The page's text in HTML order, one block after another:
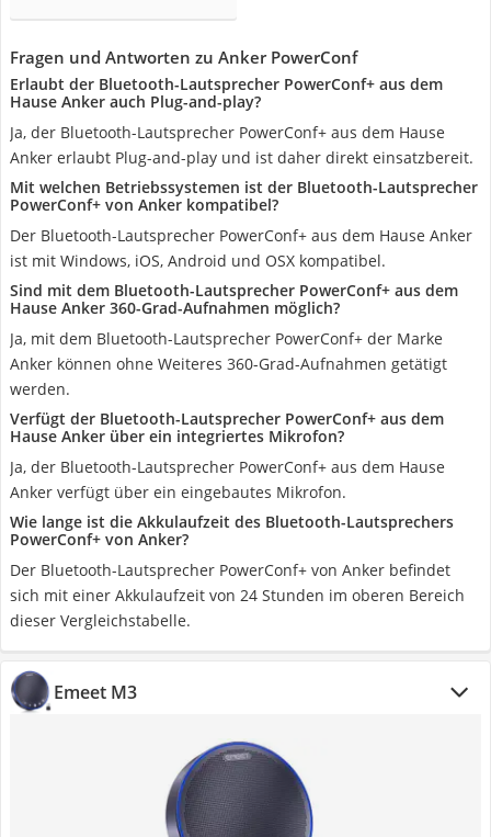
Fragen und Antworten zu Anker PowerConf
Erlaubt der Bluetooth-Lautsprecher PowerConf+ aus dem
Hause Anker auch Plug-and-play?
Ja, der Bluetooth-Lautsprecher PowerConf+ aus dem Hause
Anker erlaubt Plug-and-play und ist daher direkt einsatzbereit.
Mit welchen Betriebssystemen ist der Bluetooth-Lautsprecher
PowerConf+ von Anker kompatibel?
Der Bluetooth-Lautsprecher PowerConf+ aus dem Hause Anker
ist mit Windows, iOS, Android und OSX kompatibel.
Sind mit dem Bluetooth-Lautsprecher PowerConf+ aus dem
Hause Anker 360-Grad-Aufnahmen möglich?
Ja, mit dem Bluetooth-Lautsprecher PowerConf+ der Marke
Anker können ohne Weiteres 360-Grad-Aufnahmen getätigt
werden.
Verfügt der Bluetooth-Lautsprecher PowerConf+ aus dem
Hause Anker über ein integriertes Mikrofon?
Ja, der Bluetooth-Lautsprecher PowerConf+ aus dem Hause
Anker verfügt über ein eingebautes Mikrofon.
Wie lange ist die Akkulaufzeit des Bluetooth-Lautsprechers
PowerConf+ von Anker?
Der Bluetooth-Lautsprecher PowerConf+ von Anker befindet
sich mit einer Akkulaufzeit von 24 Stunden im oberen Bereich
dieser Vergleichstabelle.
Emeet M3